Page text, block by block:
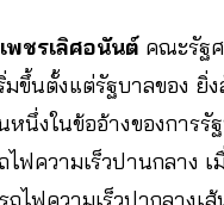
พชรเลิศอนันต์ คณะรัฐ
ริ่มขึ้นตั้งแต่รัฐบาลของ
หนึ่งในข้ออ้างของการ
ไฟความเร็วปานกลาง